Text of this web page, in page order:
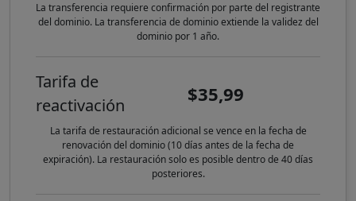
La transferencia requiere confirmación por parte del registrante
del dominio. La transferencia de dominio extiende la validez del
dominio por 1 año.
Tarifa de
reactivación
$35,99
La tarifa de restauración adicional se vence en la fecha de
renovación del dominio (10 días antes de la fecha de
expiración). La restauración solo es posible dentro de 40 días
posteriores.